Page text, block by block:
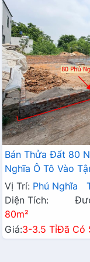
Bán Thửa Đất 80
Nghĩa Ô Tô Vào
Doanh Gần KCN
Vị Trí: Phú Nghĩa
Diện Tích:
80m²
Giá:3-3.5 TỉĐã Có